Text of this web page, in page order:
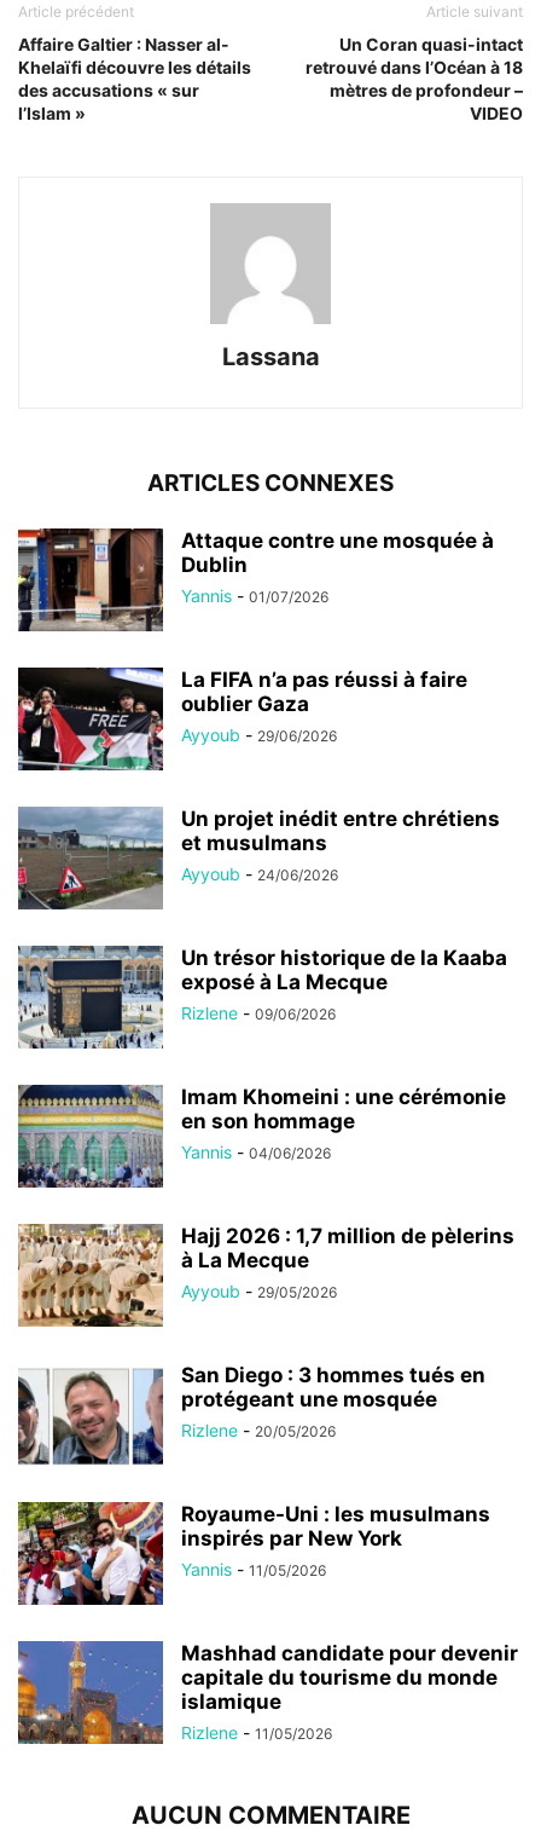
Article précédent
Affaire Galtier : Nasser al-
Khelaïfi découvre les détails
des accusations « sur
l’Islam »
Article suivant
Un Coran quasi-intact
retrouvé dans l’Océan à 18
mètres de profondeur –
VIDEO
Lassana
ARTICLES CONNEXES
Attaque contre une mosquée à
Dublin
Yannis - 01/07/2026
La FIFA n’a pas réussi à faire
oublier Gaza
Ayyoub - 29/06/2026
Un projet inédit entre chrétiens
et musulmans
Ayyoub - 24/06/2026
Un trésor historique de la Kaaba
exposé à La Mecque
Rizlene - 09/06/2026
Imam Khomeini : une cérémonie
en son hommage
Yannis - 04/06/2026
Hajj 2026 : 1,7 million de pèlerins
à La Mecque
Ayyoub - 29/05/2026
San Diego : 3 hommes tués en
protégeant une mosquée
Rizlene - 20/05/2026
Royaume-Uni : les musulmans
inspirés par New York
Yannis - 11/05/2026
Mashhad candidate pour devenir
capitale du tourisme du monde
islamique
Rizlene - 11/05/2026
AUCUN COMMENTAIRE